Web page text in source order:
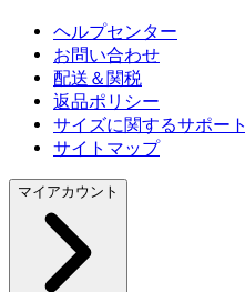
ヘルプセンター
お問い合わせ
配送＆関税
返品ポリシー
サイズに関するサポート
サイトマップ
マイアカウント